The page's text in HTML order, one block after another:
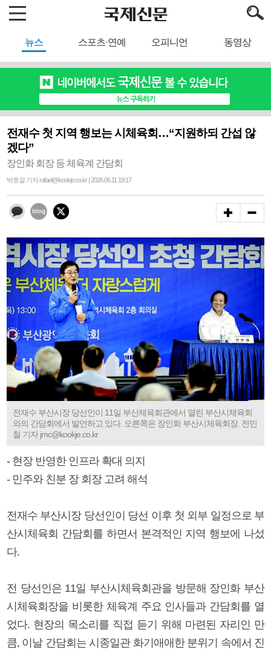
뉴스 스포츠·연예 오피니언 동영상
전재수 첫 지역 행보는 시체육회…“지원하되 간섭 않
겠다”
장인화 회장 등 체육계 간담회
박호걸 기자 rafael@kookje.co.kr | 2026.06.11 19:17
전재수 부산시장 당선인이 11일 부산체육회관에서 열린 부산시체육회
와의 간담회에서 발언하고 있다. 오른쪽은 장인화 부산시체육회장. 전민
철 기자 jmc@kookje.co.kr
- 현장 반영한 인프라 확대 의지
- 민주와 친분 장 회장 고려 해석
전재수 부산시장 당선인이 당선 이후 첫 외부 일정으로 부
산시체육회 간담회를 하면서 본격적인 지역 행보에 나섰
다.
전 당선인은 11일 부산시체육회관을 방문해 장인화 부산
시체육회장을 비롯한 체육계 주요 인사들과 간담회를 열
었다. 현장의 목소리를 직접 듣기 위해 마련된 자리인 만
큼, 이날 간담회는 시종일관 화기애애한 분위기 속에서 진